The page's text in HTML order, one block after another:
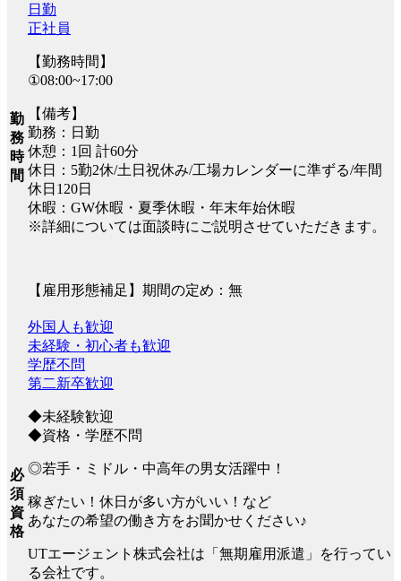
勤
務
時
間
日勤
正社員
【勤務時間】
①08:00~17:00
【備考】
勤務：日勤
休憩：1回 計60分
休日：5勤2休/土日祝休み/工場カレンダーに準ずる/年間
休日120日
休暇：GW休暇・夏季休暇・年末年始休暇
※詳細については面談時にご説明させていただきます。
【雇用形態補足】期間の定め：無
必
須
資
格
外国人も歓迎
未経験・初心者も歓迎
学歴不問
第二新卒歓迎
◆未経験歓迎
◆資格・学歴不問
◎若手・ミドル・中高年の男女活躍中！
稼ぎたい！休日が多い方がいい！など
あなたの希望の働き方をお聞かせください♪
UTエージェント株式会社は「無期雇用派遣」を行ってい
る会社です。